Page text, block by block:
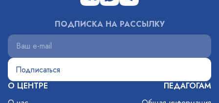
О ЦЕНТРЕ
ПЕДАГОГАМ
ПОДПИСКА НА РАССЫЛКУ